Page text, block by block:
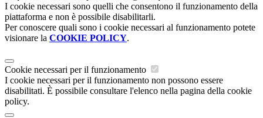
I cookie necessari sono quelli che consentono il funzionamento della
piattaforma e non è possibile disabilitarli.
Per conoscere quali sono i cookie necessari al funzionamento potete
visionare la COOKIE POLICY.
Cookie necessari per il funzionamento
I cookie necessari per il funzionamento non possono essere
disabilitati. È possibile consultare l'elenco nella pagina della cookie
policy.